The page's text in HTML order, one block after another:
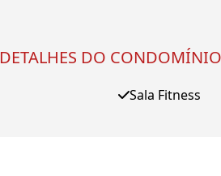
DETALHES DO CONDOMÍNIO
Sala Fitness